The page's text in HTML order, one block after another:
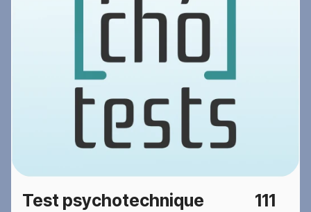
Test psychotechnique
111